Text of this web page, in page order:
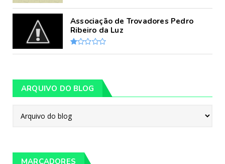
Associação de Trovadores Pedro
Ribeiro da Luz
ARQUIVO DO BLOG
MARCADORES